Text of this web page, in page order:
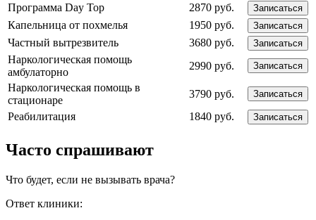
Программа Day Top 2870 руб. Записаться
Капельница от похмелья 1950 руб. Записаться
Частный вытрезвитель 3680 руб. Записаться
Наркологическая помощь
амбулаторно
2990 руб. Записаться
Наркологическая помощь в
стационаре
3790 руб. Записаться
Реабилитация 1840 руб. Записаться
Часто спрашивают
Что будет, если не вызывать врача?
Ответ клиники: